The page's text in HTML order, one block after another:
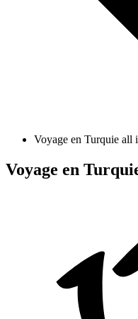
Voyage en Turquie all
Voyage en